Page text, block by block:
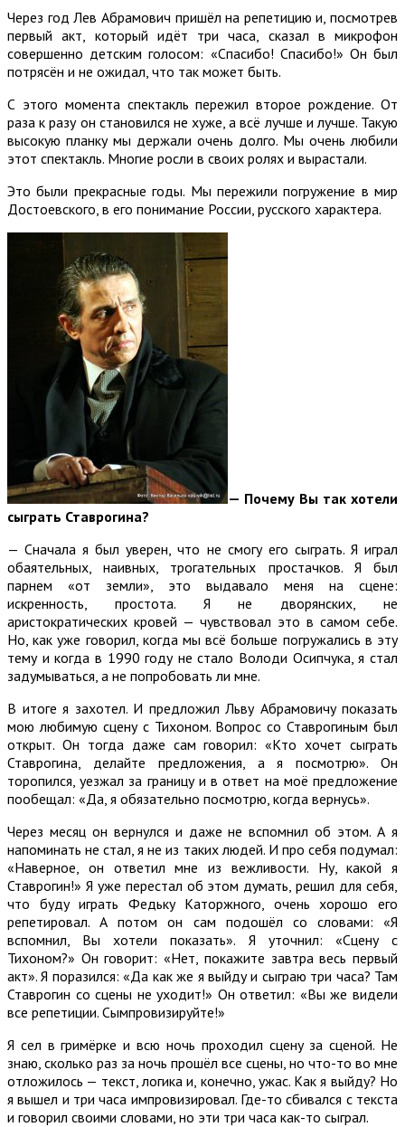
Через год Лев Абрамович пришёл на репетицию и, посмотрев
первый акт, который идёт три часа, сказал в микрофон
совершенно детским голосом: «Спасибо! Спасибо!» Он был
потрясён и не ожидал, что так может быть.
С этого момента спектакль пережил второе рождение. От
раза к разу он становился не хуже, а всё лучше и лучше. Такую
высокую планку мы держали очень долго. Мы очень любили
этот спектакль. Многие росли в своих ролях и вырастали.
Это были прекрасные годы. Мы пережили погружение в мир
Достоевского, в его понимание России, русского характера.
— Почему Вы так хотели
сыграть Ставрогина?
— Сначала я был уверен, что не смогу его сыграть. Я играл
обаятельных, наивных, трогательных простачков. Я был
парнем «от земли», это выдавало меня на сцене:
искренность, простота. Я не дворянских, не
аристократических кровей — чувствовал это в самом себе.
Но, как уже говорил, когда мы всё больше погружались в эту
тему и когда в 1990 году не стало Володи Осипчука, я стал
задумываться, а не попробовать ли мне.
В итоге я захотел. И предложил Льву Абрамовичу показать
мою любимую сцену с Тихоном. Вопрос со Ставрогиным был
открыт. Он тогда даже сам говорил: «Кто хочет сыграть
Ставрогина, делайте предложения, а я посмотрю». Он
торопился, уезжал за границу и в ответ на моё предложение
пообещал: «Да, я обязательно посмотрю, когда вернусь».
Через месяц он вернулся и даже не вспомнил об этом. А я
напоминать не стал, я не из таких людей. И про себя подумал:
«Наверное, он ответил мне из вежливости. Ну, какой я
Ставрогин!» Я уже перестал об этом думать, решил для себя,
что буду играть Федьку Каторжного, очень хорошо его
репетировал. А потом он сам подошёл со словами: «Я
вспомнил, Вы хотели показать». Я уточнил: «Сцену с
Тихоном?» Он говорит: «Нет, покажите завтра весь первый
акт». Я поразился: «Да как же я выйду и сыграю три часа? Там
Ставрогин со сцены не уходит!» Он ответил: «Вы же видели
все репетиции. Сымпровизируйте!»
Я сел в гримёрке и всю ночь проходил сцену за сценой. Не
знаю, сколько раз за ночь прошёл все сцены, но что-то во мне
отложилось — текст, логика и, конечно, ужас. Как я выйду? Но
я вышел и три часа импровизировал. Где-то сбивался с текста
и говорил своими словами, но эти три часа как-то сыграл.